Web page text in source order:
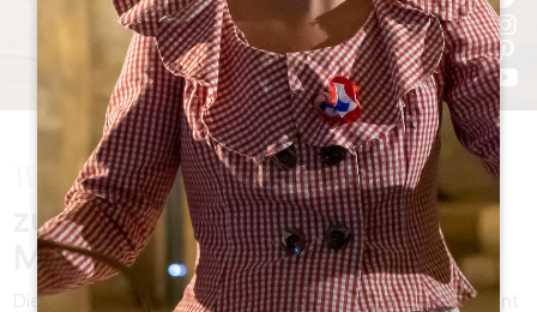
Willkommen
zu unserer Seite über die
Märkte des Grand Libournais.
Die malerische Region im Departement Gironde ist bekannt